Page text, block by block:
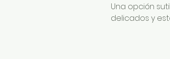
Una opción
delicados y